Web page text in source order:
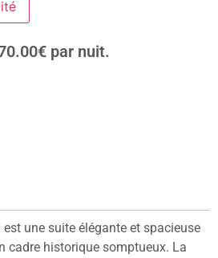
par nuit.
une suite élégante et spacieuse
cadre historique somptueux. La